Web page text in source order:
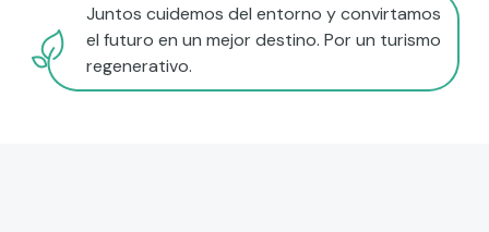
Juntos cuidemos del entorno y convirtamos
el futuro en un mejor destino. Por un turismo
regenerativo.